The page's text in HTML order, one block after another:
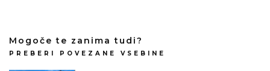
Mogoče te zanima tudi?
PREBERI POVEZANE VSEBINE